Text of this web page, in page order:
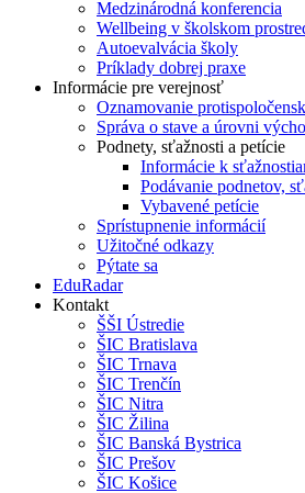
Medzinárodná konferencia
Wellbeing v školskom
Autoevalvácia školy
Príklady dobrej praxe
Informácie pre verejnosť
Oznamovanie
Správa o stave a úrovni
Podnety, sťažnosti a petície
Informácie k
Podávanie podnetov,
Vybavené petície
Sprístupnenie informácií
Užitočné odkazy
Pýtate sa
EduRadar
Kontakt
ŠŠI Ústredie
ŠIC Bratislava
ŠIC Trnava
ŠIC Trenčín
ŠIC Nitra
ŠIC Žilina
ŠIC Banská Bystrica
ŠIC Prešov
ŠIC Košice